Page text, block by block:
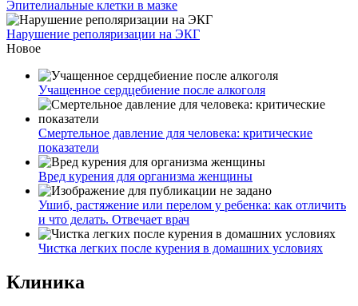
Эпителиальные клетки в мазке
Нарушение реполяризации на ЭКГ
Новое
Учащенное сердцебиение после алкоголя
Смертельное давление для человека: критические
показатели
Вред курения для организма женщины
Ушиб, растяжение или перелом у ребенка: как отличить
и что делать. Отвечает врач
Чистка легких после курения в домашних условиях
Клиника